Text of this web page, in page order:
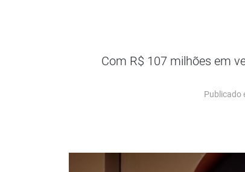
Com R$ 107 milhões em
Publicado